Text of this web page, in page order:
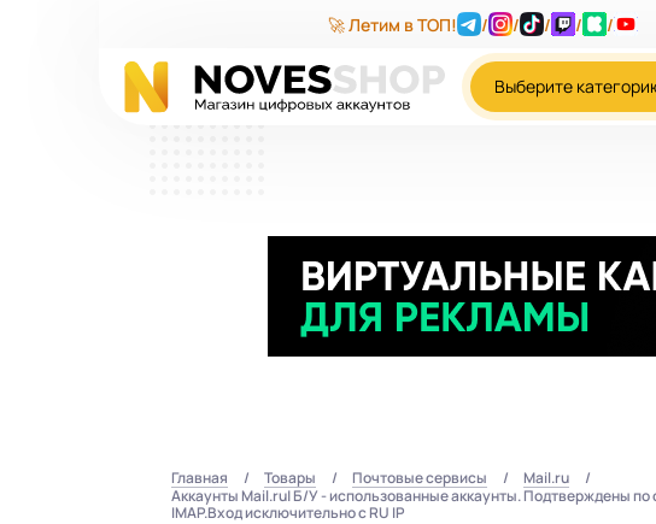
🚀 Летим в ТОП! / / / / /
Выберите
Главная Товары Почтовые сервисы
Mail.ru
Аккаунты Mail.ru| Б/У - использованные аккаунты. Подтверждены
IMAP.Вход исключительно с RU IP